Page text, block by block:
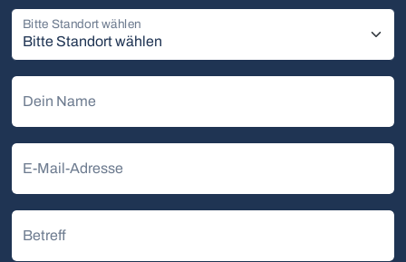
Bitte Standort wählen
Dein Name
E-Mail-Adresse
Betreff